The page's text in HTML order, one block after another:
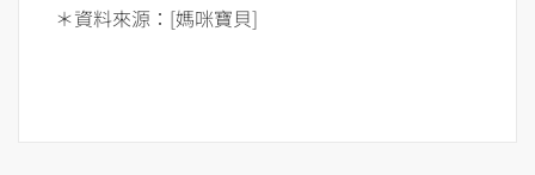
＊資料來源：[媽咪寶貝]